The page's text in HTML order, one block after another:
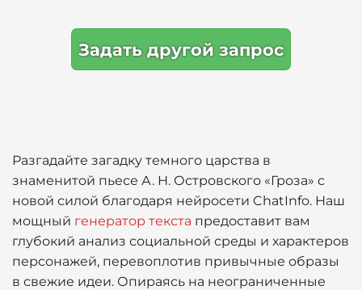
Задать другой запрос
Разгадайте загадку темного царства в
знаменитой пьесе А. Н. Островского «Гроза» с
новой силой благодаря нейросети ChatInfo. Наш
мощный генератор текста предоставит вам
глубокий анализ социальной среды и характеров
персонажей, перевоплотив привычные образы
в свежие идеи. Опираясь на неограниченные